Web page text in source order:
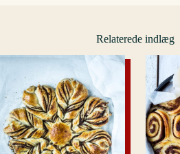
Relaterede indlæg